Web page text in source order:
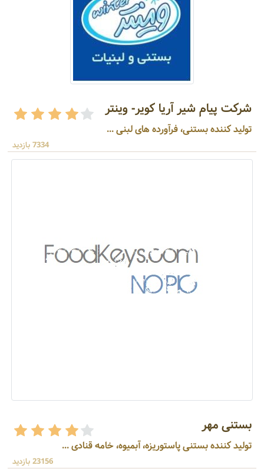
شرکت پیام شیر آریا کویر- وینتر
تولید کننده بستنی، فرآورده های لبنی ...
7334 بازدید
بستنی مهر
تولید کننده بستنی پاستوریزه، آبمیوه، خامه قنادی ...
23156 بازدید